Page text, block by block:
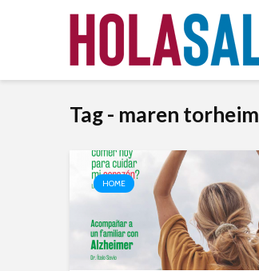
Tag - maren torheim
HOME